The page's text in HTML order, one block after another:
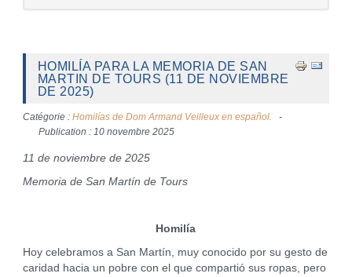
HOMILÍA PARA LA MEMORIA DE SAN
MARTIN DE TOURS (11 DE NOVIEMBRE
DE 2025)
Catégorie : Homilías de Dom Armand Veilleux en español.
Publication : 10 novembre 2025
11 de noviembre de 2025
Memoria de San Martín de Tours
Homilía
Hoy celebramos a San Martín, muy conocido por su gesto de
caridad hacia un pobre con el que compartió sus ropas, pero